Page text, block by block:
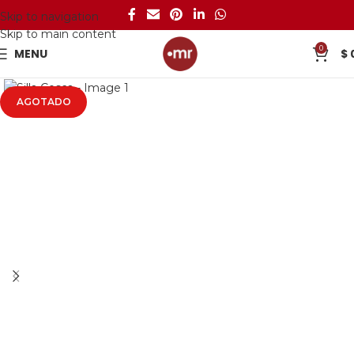
Skip to navigation
Skip to main content
MENU 0 $
AGOTADO